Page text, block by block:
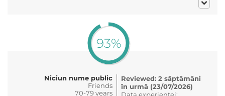
93%
Niciun nume public
Friends
70-79 years
Reviewed: 2 săptămâni
în urmă (23/07/2026)